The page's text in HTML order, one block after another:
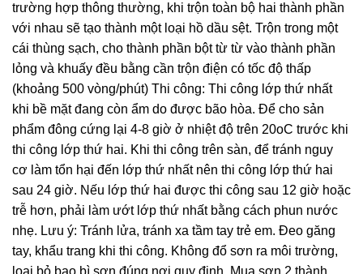
trường hợp thông thường, khi trộn toàn bộ hai thành phần
với nhau sẽ tạo thành một loại hồ dầu sệt. Trộn trong một
cái thùng sạch, cho thành phần bột từ từ vào thành phần
lỏng và khuấy đều bằng cần trộn điện có tốc độ thấp
(khoảng 500 vòng/phút) Thi công: Thi công lớp thứ nhất
khi bề mặt đang còn ẩm do được bão hòa. Để cho sản
phẩm đông cứng lại 4-8 giờ ở nhiệt độ trên 20oC trước khi
thi công lớp thứ hai. Khi thi công trên sàn, để tránh nguy
cơ làm tổn hại đến lớp thứ nhất nên thi công lớp thứ hai
sau 24 giờ. Nếu lớp thứ hai được thi công sau 12 giờ hoặc
trễ hơn, phải làm ướt lớp thứ nhất bằng cách phun nước
nhẹ. Lưu ý: Tránh lửa, tránh xa tầm tay trẻ em. Đeo găng
tay, khẩu trang khi thi công. Không đổ sơn ra môi trường,